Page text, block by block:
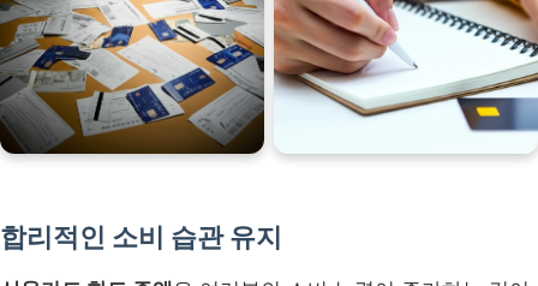
합리적인 소비 습관 유지